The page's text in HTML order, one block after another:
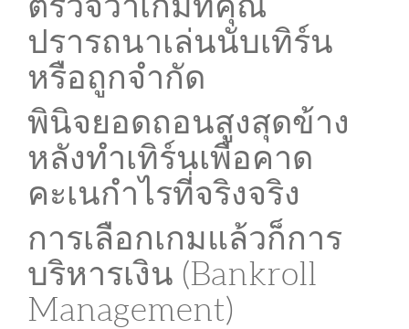
ปรารถนาเล่นนับเทิร์น
หรือถูกจำกัด
พินิจยอดถอนสูงสุดข้าง
หลังทำเทิร์นเพื่อคาด
คะเนกำไรที่จริงจริง
การเลือกเกมแล้วก็การ
บริหารเงิน (Bankroll
Management)